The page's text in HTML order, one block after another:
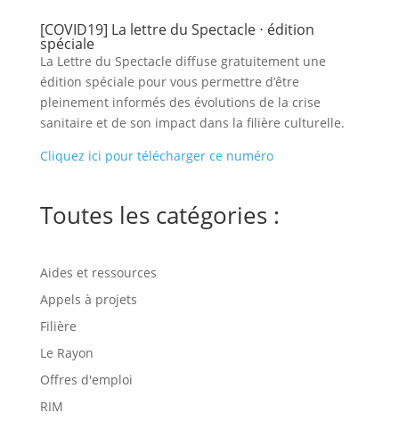
[COVID19] La lettre du Spectacle ⋅ édition
spéciale
La Lettre du Spectacle diffuse gratuitement une
édition spéciale pour vous permettre d’être
pleinement informés des évolutions de la crise
sanitaire et de son impact dans la filière culturelle.
Cliquez ici pour télécharger ce numéro
Toutes les catégories :
Aides et ressources
Appels à projets
Filière
Le Rayon
Offres d'emploi
RIM